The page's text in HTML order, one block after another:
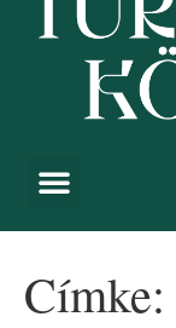
Címke: